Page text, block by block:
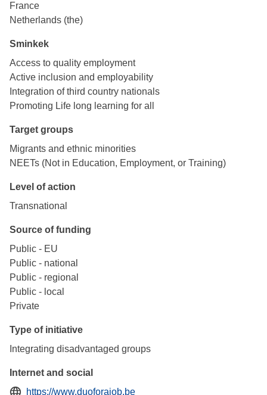
France
Netherlands (the)
Sminkek
Access to quality employment
Active inclusion and employability
Integration of third country nationals
Promoting Life long learning for all
Target groups
Migrants and ethnic minorities
NEETs (Not in Education, Employment, or Training)
Level of action
Transnational
Source of funding
Public - EU
Public - national
Public - regional
Public - local
Private
Type of initiative
Integrating disadvantaged groups
Internet and social
https://www.duoforajob.be